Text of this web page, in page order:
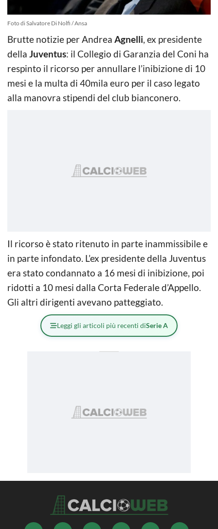
Foto di Salvatore Di Nolfi / Ansa
Brutte notizie per Andrea Agnelli, ex presidente
della Juventus: il Collegio di Garanzia del Coni ha
respinto il ricorso per annullare l’inibizione di 10
mesi e la multa di 40mila euro per il caso legato
alla manovra stipendi del club bianconero.
Il ricorso è stato ritenuto in parte inammissibile e
in parte infondato. L’ex presidente della Juventus
era stato condannato a 16 mesi di inibizione, poi
ridotti a 10 mesi dalla Corta Federale d’Appello.
Gli altri dirigenti avevano patteggiato.
Leggi gli articoli più recenti diSerie A